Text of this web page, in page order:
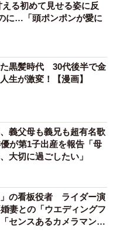
る初めて見せる姿に反
に…「頭ポンポンが愛に
黒髪時代 30代後半で金
生が激変！【漫画】
義父母も義兄も超有名歌
が第1子出産を報告「母
大切に過ごしたい」
の看板役者 ライダー演
妻との「ウエディングフ
センスあるカメラマン求